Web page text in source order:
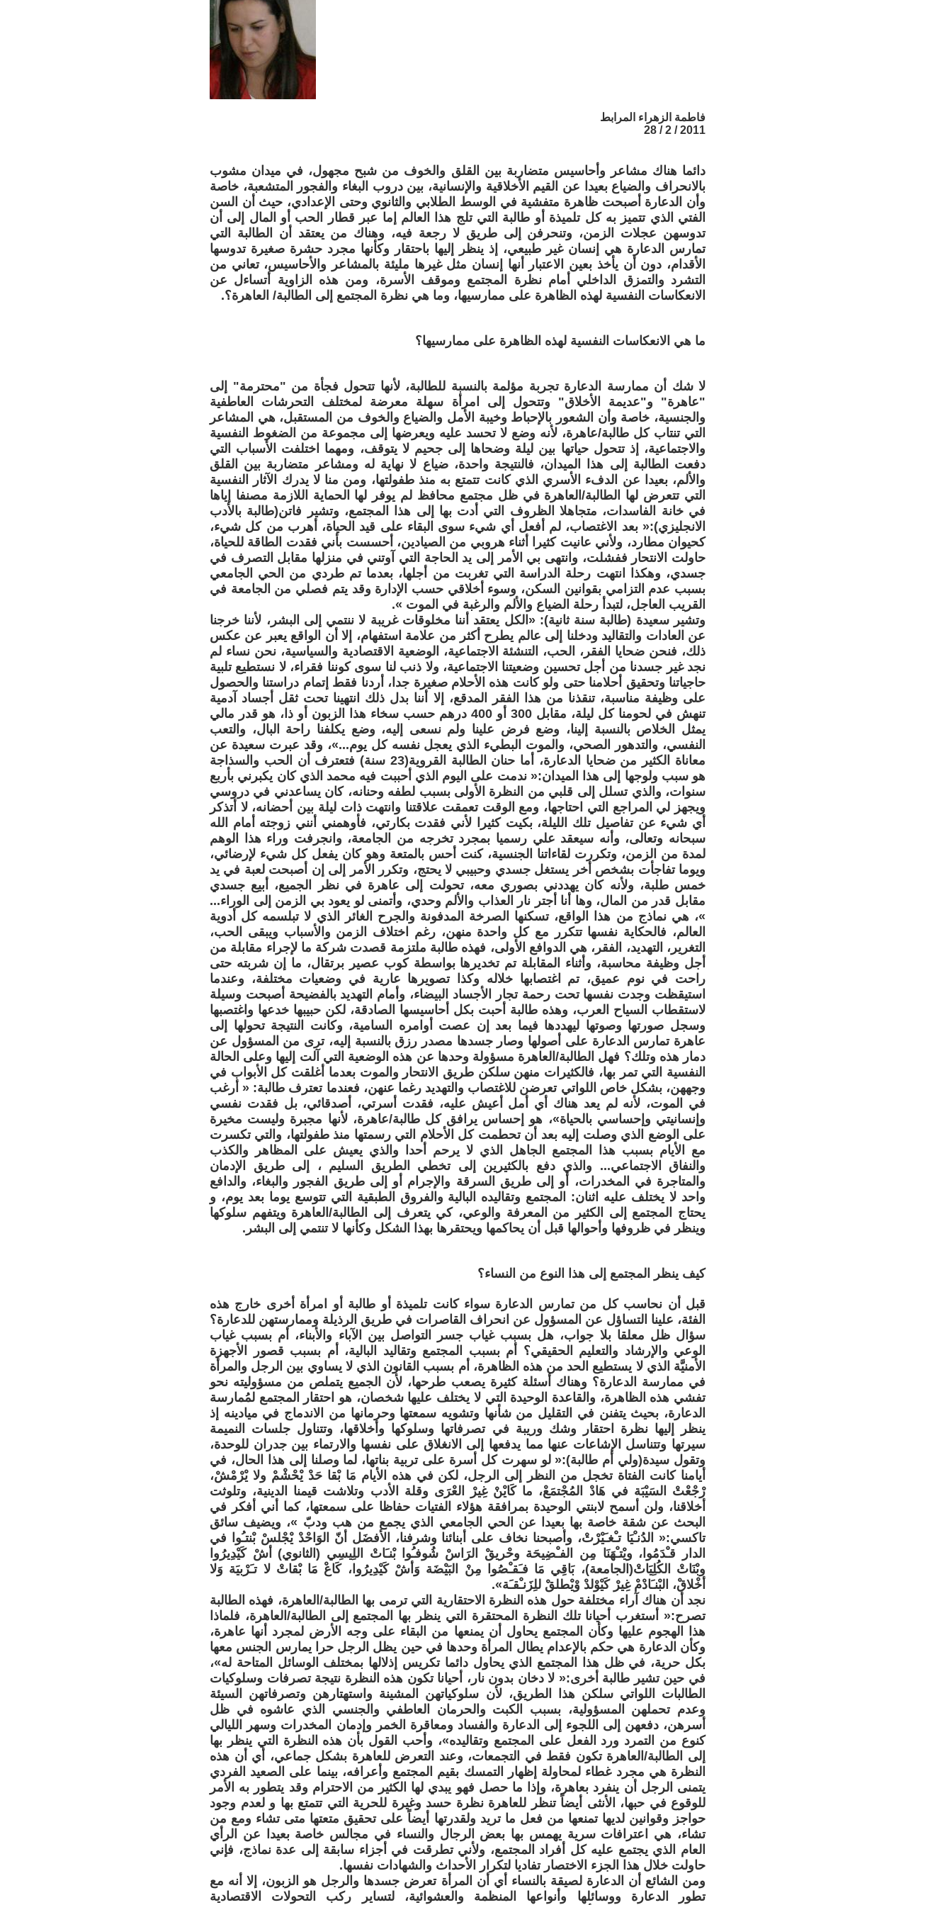
فاطمة الزهراء المرابط
2011 / 2 / 28
دائما هناك مشاعر وأحاسيس متضاربة بين القلق والخوف من شبح مجهول، في ميدان مشوب
بالانحراف والضياع بعيدا عن القيم الأخلاقية والإنسانية، بين دروب البغاء والفجور المتشعبة، خاصة
وأن الدعارة أصبحت ظاهرة متفشية في الوسط الطلابي والثانوي وحتى الإعدادي، حيث أن السن
الفتي الذي تتميز به كل تلميذة أو طالبة التي تلج هذا العالم إما عبر قطار الحب أو المال إلى أن
تدوسهن عجلات الزمن، وتنحرفن إلى طريق لا رجعة فيه، وهناك من يعتقد أن الطالبة التي
تمارس الدعارة هي إنسان غير طبيعي، إذ ينظر إليها باحتقار وكأنها مجرد حشرة صغيرة تدوسها
الأقدام، دون أن يأخذ بعين الاعتبار أنها إنسان مثل غيرها مليئة بالمشاعر والأحاسيس، تعاني من
التشرد والتمزق الداخلي أمام نظرة المجتمع وموقف الأسرة، ومن هذه الزاوية أتساءل عن
الانعكاسات النفسية لهذه الظاهرة على ممارسيها، وما هي نظرة المجتمع إلى الطالبة/ العاهرة؟.
ما هي الانعكاسات النفسية لهذه الظاهرة على ممارسيها؟
لا شك أن ممارسة الدعارة تجربة مؤلمة بالنسبة للطالبة، لأنها تتحول فجأة من "محترمة" إلى
"عاهرة" و"عديمة الأخلاق" وتتحول إلى امرأة سهلة معرضة لمختلف التحرشات العاطفية
والجنسية، خاصة وأن الشعور بالإحباط وخيبة الأمل والضياع والخوف من المستقبل، هي المشاعر
التي تنتاب كل طالبة/عاهرة، لأنه وضع لا تحسد عليه ويعرضها إلى مجموعة من الضغوط النفسية
والاجتماعية، إذ تتحول حياتها بين ليلة وضحاها إلى جحيم لا يتوقف، ومهما اختلفت الأسباب التي
دفعت الطالبة إلى هذا الميدان، فالنتيجة واحدة، ضياع لا نهاية له ومشاعر متضاربة بين القلق
والألم، بعيدا عن الدفء الأسري الذي كانت تتمتع به منذ طفولتها، ومن منا لا يدرك الآثار النفسية
التي تتعرض لها الطالبة/العاهرة في ظل مجتمع محافظ لم يوفر لها الحماية اللازمة مصنفا إياها
في خانة الفاسدات، متجاهلا الظروف التي أدت بها إلى هذا المجتمع، وتشير فاتن(طالبة بالأدب
الانجليزي):« بعد الاغتصاب، لم أفعل أي شيء سوى البقاء على قيد الحياة، أهرب من كل شيء،
كحيوان مطارد، ولأني عانيت كثيرا أثناء هروبي من الصيادين، أحسست بأني فقدت الطاقة للحياة،
حاولت الانتحار ففشلت، وانتهى بي الأمر إلى يد الحاجة التي آوتني في منزلها مقابل التصرف في
جسدي، وهكذا انتهت رحلة الدراسة التي تغربت من أجلها، بعدما تم طردي من الحي الجامعي
بسبب عدم التزامي بقوانين السكن، وسوء أخلاقي حسب الإدارة وقد يتم فصلي من الجامعة في
القريب العاجل، لتبدأ رحلة الضياع والألم والرغبة في الموت ».
وتشير سعيدة (طالبة سنة ثانية): «الكل يعتقد أننا مخلوقات غريبة لا ننتمي إلى البشر، لأننا خرجنا
عن العادات والتقاليد ودخلنا إلى عالم يطرح أكثر من علامة استفهام، إلا أن الواقع يعبر عن عكس
ذلك، فنحن ضحايا الفقر، الحب، التنشئة الاجتماعية، الوضعية الاقتصادية والسياسية، نحن نساء لم
نجد غير جسدنا من أجل تحسين وضعيتنا الاجتماعية، ولا ذنب لنا سوى كوننا فقراء، لا نستطيع تلبية
حاجياتنا وتحقيق أحلامنا حتى ولو كانت هذه الأحلام صغيرة جدا، أردنا فقط إتمام دراستنا والحصول
على وظيفة مناسبة، تنقذنا من هذا الفقر المدقع، إلا أننا بدل ذلك انتهينا تحت ثقل أجساد آدمية
تنهش في لحومنا كل ليلة، مقابل 300 أو 400 درهم حسب سخاء هذا الزبون أو ذا، هو قدر مالي
يمثل الخلاص بالنسبة إلينا، وضع فرض علينا ولم نسعى إليه، وضع يكلفنا راحة البال، والتعب
النفسي، والتدهور الصحي، والموت البطيء الذي يعجل نفسه كل يوم...»، وقد عبرت سعيدة عن
معاناة الكثير من ضحايا الدعارة، أما حنان الطالبة القروية(23 سنة) فتعترف أن الحب والسذاجة
هو سبب ولوجها إلى هذا الميدان:« ندمت على اليوم الذي أحببت فيه محمد الذي كان يكبرني بأربع
سنوات، والذي تسلل إلى قلبي من النظرة الأولى بسبب لطفه وحنانه، كان يساعدني في دروسي
ويجهز لي المراجع التي احتاجها، ومع الوقت تعمقت علاقتنا وانتهت ذات ليلة بين أحضانه، لا أتذكر
أي شيء عن تفاصيل تلك الليلة، بكيت كثيرا لأني فقدت بكارتي، فأوهمني أنني زوجته أمام الله
سبحانه وتعالى، وأنه سيعقد علي رسميا بمجرد تخرجه من الجامعة، وانجرفت وراء هذا الوهم
لمدة من الزمن، وتكررت لقاءاتنا الجنسية، كنت أحس بالمتعة وهو كان يفعل كل شيء لإرضائي،
ويوما تفاجأت بشخص أخر يستغل جسدي وحبيبي لا يحتج، وتكرر الأمر إلى إن أصبحت لعبة في يد
خمس طلبة، ولأنه كان يهددني بصوري معه، تحولت إلى عاهرة في نظر الجميع، أبيع جسدي
مقابل قدر من المال، وها أنا أجتر نار العذاب والألم وحدي، وأتمنى لو يعود بي الزمن إلى الوراء...
»، هي نماذج من هذا الواقع، تسكنها الصرخة المدفونة والجرح الغائر الذي لا تبلسمه كل أدوية
العالم، فالحكاية نفسها تتكرر مع كل واحدة منهن، رغم اختلاف الزمن والأسباب ويبقى الحب،
التغرير، التهديد، الفقر، هي الدوافع الأولى، فهذه طالبة ملتزمة قصدت شركة ما لإجراء مقابلة من
أجل وظيفة محاسبة، وأثناء المقابلة تم تخديرها بواسطة كوب عصير برتقال، ما إن شربته حتى
راحت في نوم عميق، تم اغتصابها خلاله وكذا تصويرها عارية في وضعيات مختلفة، وعندما
استيقظت وجدت نفسها تحت رحمة تجار الأجساد البيضاء، وأمام التهديد بالفضيحة أصبحت وسيلة
لاستقطاب السياح العرب، وهذه طالبة أحبت بكل أحاسيسها الصادقة، لكن حبيبها خدعها واغتصبها
وسجل صورتها وصوتها ليهددها فيما بعد إن عصت أوامره السامية، وكانت النتيجة تحولها إلى
عاهرة تمارس الدعارة على أصولها وصار جسدها مصدر رزق بالنسبة إليه، ترى من المسؤول عن
دمار هذه وتلك؟ فهل الطالبة/العاهرة مسؤولة وحدها عن هذه الوضعية التي آلت إليها وعلى الحالة
النفسية التي تمر بها، فالكثيرات منهن سلكن طريق الانتحار والموت بعدما أغلقت كل الأبواب في
وجههن، بشكل خاص اللواتي تعرضن للاغتصاب والتهديد رغما عنهن، فعندما تعترف طالبة: « أرغب
في الموت، لأنه لم يعد هناك أي أمل أعيش عليه، فقدت أسرتي، أصدقائي، بل فقدت نفسي
وإنسانيتي وإحساسي بالحياة»، هو إحساس يرافق كل طالبة/عاهرة، لأنها مجبرة وليست مخيرة
على الوضع الذي وصلت إليه بعد أن تحطمت كل الأحلام التي رسمتها منذ طفولتها، والتي تكسرت
مع الأيام بسبب هذا المجتمع الجاهل الذي لا يرحم أحدا والذي يعيش على المظاهر والكذب
والنفاق الاجتماعي... والذي دفع بالكثيرين إلى تخطي الطريق السليم ، إلى طريق الإدمان
والمتاجرة في المخدرات، أو إلى طريق السرقة والإجرام أو إلى طريق الفجور والبغاء، والدافع
واحد لا يختلف عليه اثنان: المجتمع وتقاليده البالية والفروق الطبقية التي تتوسع يوما بعد يوم، و
يحتاج المجتمع إلى الكثير من المعرفة والوعي، كي يتعرف إلى الطالبة/العاهرة ويتفهم سلوكها
وينظر في ظروفها وأحوالها قبل أن يحاكمها ويحتقرها بهذا الشكل وكأنها لا تنتمي إلى البشر.
كيف ينظر المجتمع إلى هذا النوع من النساء؟
قبل أن نحاسب كل من تمارس الدعارة سواء كانت تلميذة أو طالبة أو امرأة أخرى خارج هذه
الفئة، علينا التساؤل عن المسؤول عن انحراف القاصرات في طريق الرذيلة وممارستهن للدعارة؟
سؤال ظل معلقا بلا جواب، هل بسبب غياب جسر التواصل بين الآباء والأبناء، أم بسبب غياب
الوعي والإرشاد والتعليم الحقيقي؟ أم بسبب المجتمع وتقاليد البالية، أم بسبب قصور الأجهزة
الأمنيَّة الذي لا يستطيع الحد من هذه الظاهرة، أم بسبب القانون الذي لا يساوي بين الرجل والمرأة
في ممارسة الدعارة؟ وهناك أسئلة كثيرة يصعب طرحها، لأن الجميع يتملص من مسؤوليته نحو
تفشي هذه الظاهرة، والقاعدة الوحيدة التي لا يختلف عليها شخصان، هو احتقار المجتمع لمُمارسة
الدعارة، بحيث يتفنن في التقليل من شأنها وتشويه سمعتها وحرمانها من الاندماج في ميادينه إذ
ينظر إليها نظرة احتقار وشك وريبة في تصرفاتها وسلوكها وأخلاقها، وتتناول جلسات النميمة
سيرتها وتتناسل الإشاعات عنها مما يدفعها إلى الانغلاق على نفسها والارتماء بين جدران للوحدة،
وتقول سيدة(ولي أم طالبة):« لو سهرت كل أسرة على تربية بناتها، لما وصلنا إلى هذا الحال، في
أيامنا كانت الفتاة تخجل من النظر إلى الرجل، لكن في هذه الأيام مَا بْقا حَدْ يْحْشْمْ ولا يْرْمْشْ،
رْجْعْتْ السَيْبَة في هَادْ المُجْتمَعْ، ما كَايْنْ غِيرْ العْرَى وقلة الأدب وتلاشت قيمنا الدينية، وتلوثت
أخلاقنا، ولن أسمح لابنتي الوحيدة بمرافقة هؤلاء الفتيات حفاظا على سمعتها، كما أني أفكر في
البحث عن شقة خاصة بها بعيدا عن الحي الجامعي الذي يجمع من هب ودبّ »، ويضيف سائق
تاكسي:« الدُنـْيَا تـْغـَيْرْتْ، وأصبحنا نخاف على أبنائنا وشرفنا، الأفضَل أنّ الوَاحْدْ يْجْلسْ بْنتـُوا في
الدار قـْدَمُوا، ويْتـْهَنَا مِن الفـْضِيحَة وحْريقْ الرَاسْ شُوفـُوا بْنـَاتْ اللِيسِي (الثانوي) أشْ كَيْدِيرُوا
وبْنَاتْ الكُلِيَاتْ(الجامعة)، بَاقِي مَا فـَقـْصُوا مِنْ البَيْضَة وَأشْ كَيْدِيرُوا، كَاعْ مَا بْقاتْ لا تـَرْبيَة وَلا
أخْلاقْ، البْنـَادْمْ غِيرْ كَيْوْلدْ وْيْطلقْ للِزَنـْقـَة».
نجد أن هناك آراء مختلفة حول هذه النظرة الاحتقارية التي ترمى بها الطالبة/العاهرة، فهذه الطالبة
تصرح:« أستغرب أحيانا تلك النظرة المحتقرة التي ينظر بها المجتمع إلى الطالبة/العاهرة، فلماذا
هذا الهجوم عليها وكأن المجتمع يحاول أن يمنعها من البقاء على وجه الأرض لمجرد أنها عاهرة،
وكأن الدعارة هي حكم بالإعدام يطال المرأة وحدها في حين يظل الرجل حرا يمارس الجنس معها
بكل حرية، في ظل هذا المجتمع الذي يحاول دائما تكريس إذلالها بمختلف الوسائل المتاحة له»،
في حين تشير طالبة أخرى:« لا دخان بدون نار، أحيانا تكون هذه النظرة نتيجة تصرفات وسلوكيات
الطالبات اللواتي سلكن هذا الطريق، لأن سلوكياتهن المشينة واستهتارهن وتصرفاتهن السيئة
وعدم تحملهن المسؤولية، بسبب الكبت والحرمان العاطفي والجنسي الذي عاشوه في ظل
أسرهن، دفعهن إلى اللجوء إلى الدعارة والفساد ومعاقرة الخمر وإدمان المخدرات وسهر الليالي
كنوع من التمرد ورد الفعل على المجتمع وتقاليده»، وأحب القول بأن هذه النظرة التي ينظر بها
إلى الطالبة/العاهرة تكون فقط في التجمعات، وعند التعرض للعاهرة بشكل جماعي، أي أن هذه
النظرة هي مجرد غطاء لمحاولة إظهار التمسك بقيم المجتمع وأعرافه، بينما على الصعيد الفردي
يتمنى الرجل أن ينفرد بعاهرة، وإذا ما حصل فهو يبدي لها الكثير من الاحترام وقد يتطور به الأمر
للوقوع في حبها، الأنثى أيضاً تنظر للعاهرة نظرة حسد وغيرة للحرية التي تتمتع بها و لعدم وجود
حواجز وقوانين لديها تمنعها من فعل ما تريد ولقدرتها أيضاً على تحقيق متعتها متى تشاء ومع من
تشاء، هي اعترافات سرية يهمس بها بعض الرجال والنساء في مجالس خاصة بعيدا عن الرأي
العام الذي يجتمع عليه كل أفراد المجتمع، ولأني تطرقت في أجزاء سابقة إلى عدة نماذج، فإني
حاولت خلال هذا الجزء الاختصار تفاديا لتكرار الأحداث والشهادات نفسها.
ومن الشائع أن الدعارة لصيقة بالنساء أي أن المرأة تعرض جسدها والرجل هو الزبون، إلا أنه مع
تطور الدعارة ووسائلها وأنواعها المنظمة والعشوائية، لتساير ركب التحولات الاقتصادية